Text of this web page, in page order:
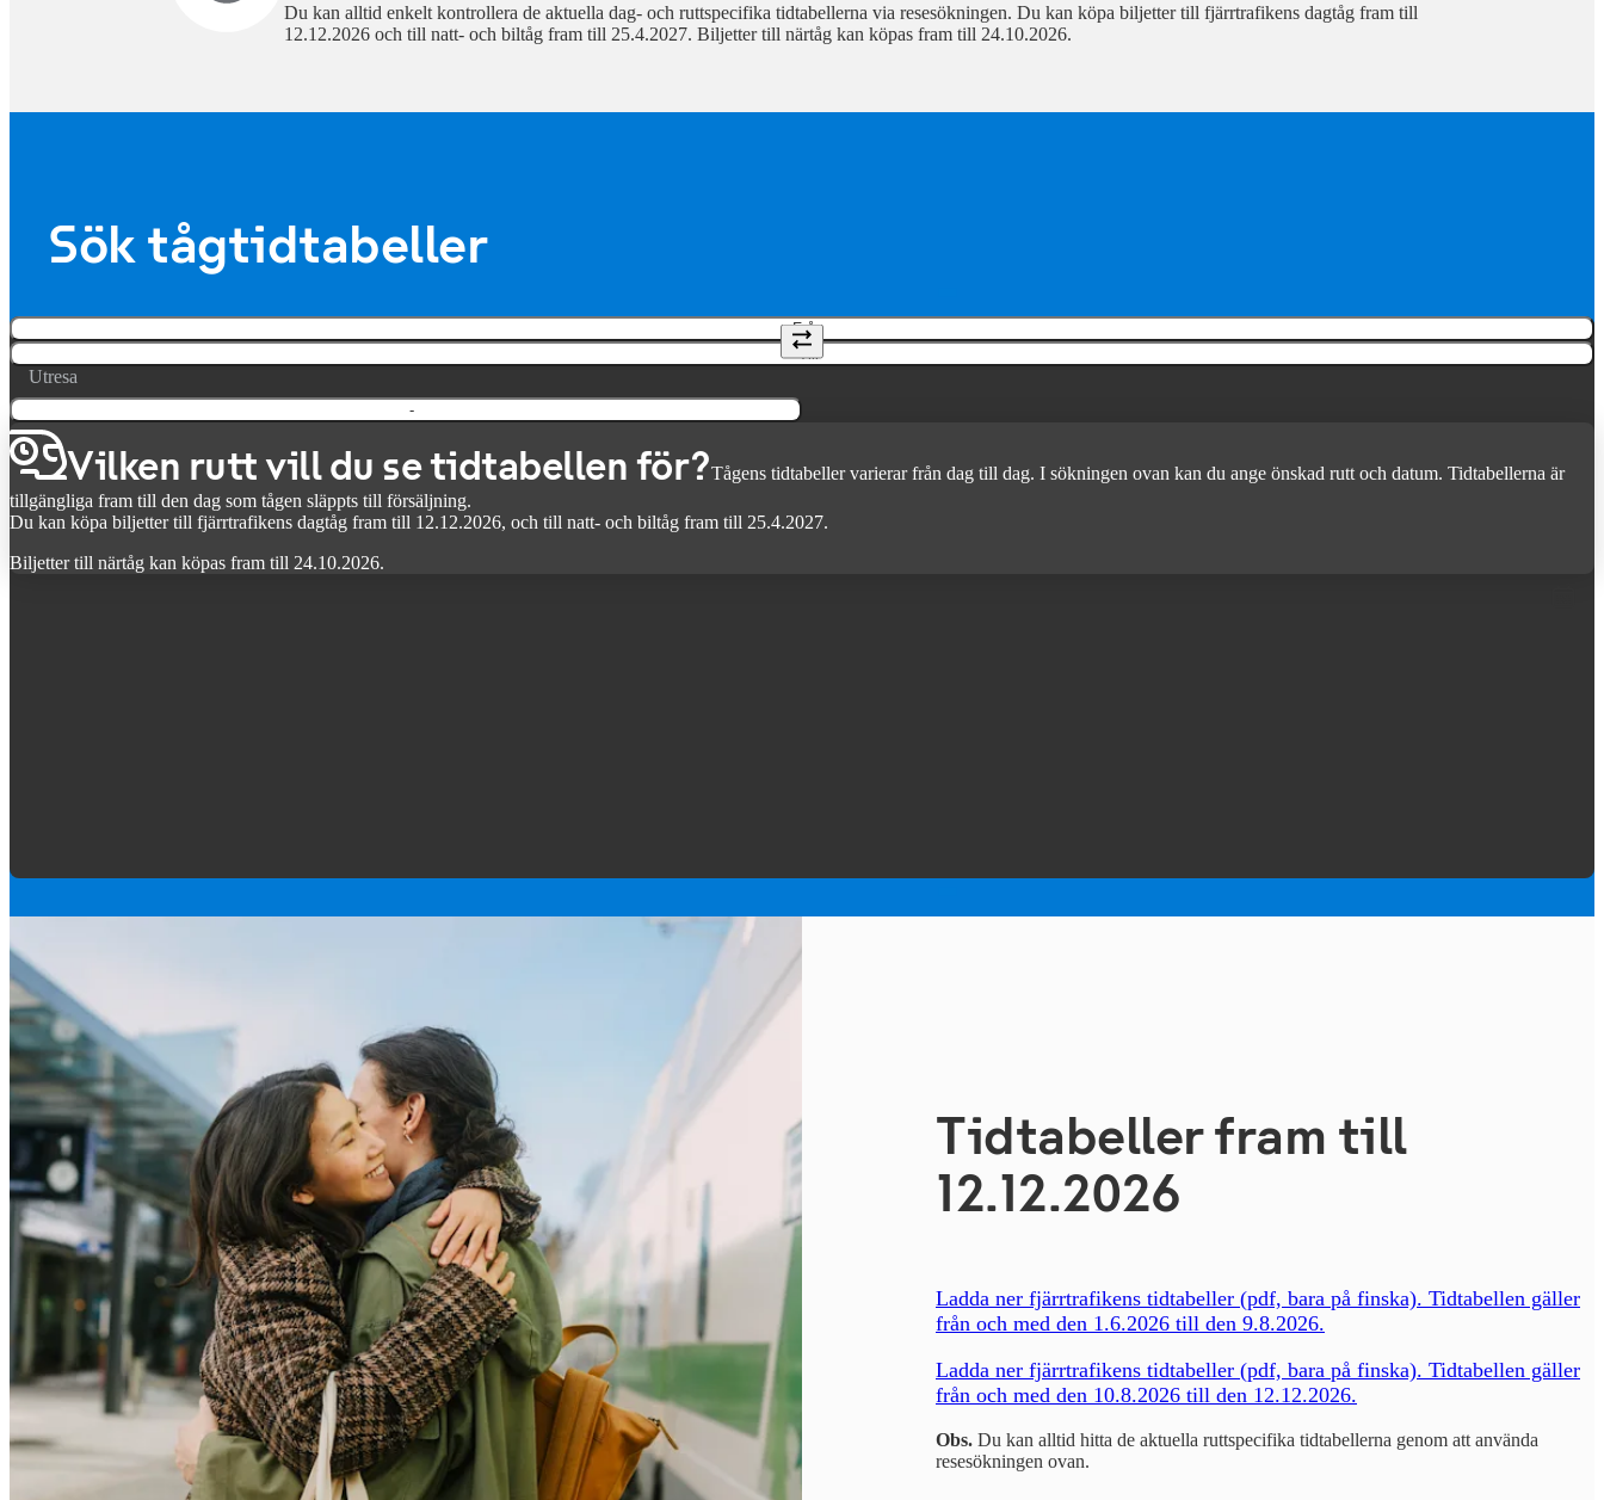
Du kan alltid enkelt kontrollera de aktuella dag- och ruttspecifika tidtabellerna via resesökningen. Du kan köpa biljetter till fjärrtrafikens dagtåg fram till
12.12.2026 och till natt- och biltåg fram till 25.4.2027. Biljetter till närtåg kan köpas fram till 24.10.2026.
Sök tågtidtabeller
Från
Till
Utresa
-
Vilken rutt vill du se tidtabellen för?Tågens tidtabeller varierar från dag till dag. I sökningen ovan kan du ange önskad rutt och datum. Tidtabellerna är
tillgängliga fram till den dag som tågen släppts till försäljning.
Du kan köpa biljetter till fjärrtrafikens dagtåg fram till 12.12.2026, och till natt- och biltåg fram till 25.4.2027.
Biljetter till närtåg kan köpas fram till 24.10.2026.
Tidtabeller fram till
12.12.2026
Ladda ner fjärrtrafikens tidtabeller (pdf, bara på finska). Tidtabellen gäller
från och med den 1.6.2026 till den 9.8.2026.
Ladda ner fjärrtrafikens tidtabeller (pdf, bara på finska). Tidtabellen gäller
från och med den 10.8.2026 till den 12.12.2026.
Obs. Du kan alltid hitta de aktuella ruttspecifika tidtabellerna genom att använda
resesökningen ovan.